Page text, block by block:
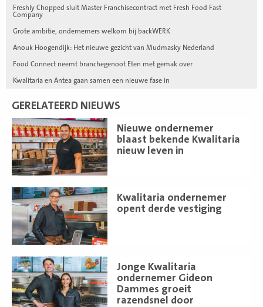
Freshly Chopped sluit Master Franchisecontract met Fresh Food Fast
Company
Grote ambitie, ondernemers welkom bij backWERK
Anouk Hoogendijk: Het nieuwe gezicht van Mudmasky Nederland
Food Connect neemt branchegenoot Eten met gemak over
Kwalitaria en Antea gaan samen een nieuwe fase in
GERELATEERD NIEUWS
Nieuwe ondernemer
blaast bekende Kwalitaria
nieuw leven in
Lees
meer
Kwalitaria ondernemer
opent derde vestiging
Lees
meer
Jonge Kwalitaria
ondernemer Gideon
Dammes groeit
razendsnel door
Lees
meer